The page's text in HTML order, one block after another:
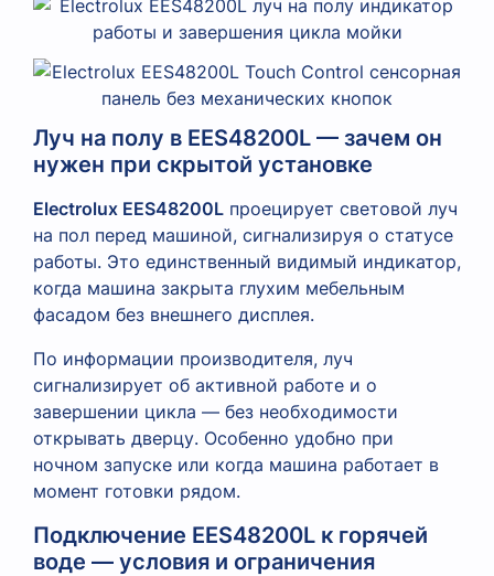
Луч на полу в EES48200L — зачем он
нужен при скрытой установке
Electrolux EES48200L проецирует световой луч
на пол перед машиной, сигнализируя о статусе
работы. Это единственный видимый индикатор,
когда машина закрыта глухим мебельным
фасадом без внешнего дисплея.
По информации производителя, луч
сигнализирует об активной работе и о
завершении цикла — без необходимости
открывать дверцу. Особенно удобно при
ночном запуске или когда машина работает в
момент готовки рядом.
Подключение EES48200L к горячей
воде — условия и ограничения